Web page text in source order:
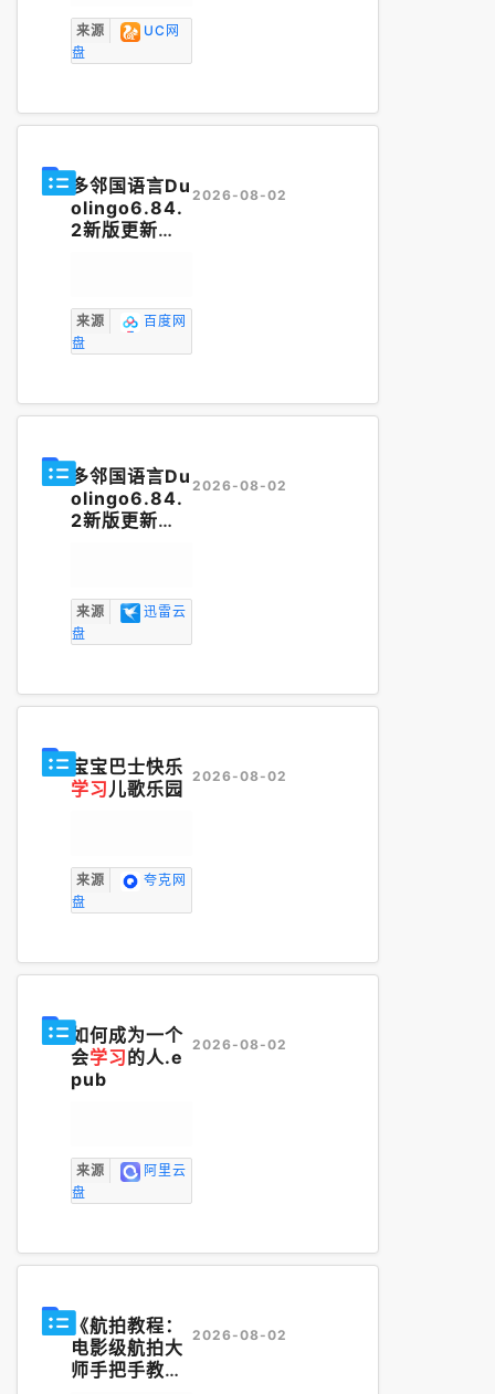
来源
UC网
盘
多邻国语言Du
olingo6.84.
2新版更新
来源
百度网
盘
2026-08-02
多邻国语言Du
olingo6.84.
2新版更新
来源
迅雷云
盘
2026-08-02
宝宝巴士快乐
学习儿歌乐园
来源
夸克网
盘
2026-08-02
如何成为一个
会学习的人.e
pub
来源
阿里云
盘
2026-08-02
《航拍教程：
电影级航拍大
师手把手教你
2026-08-02